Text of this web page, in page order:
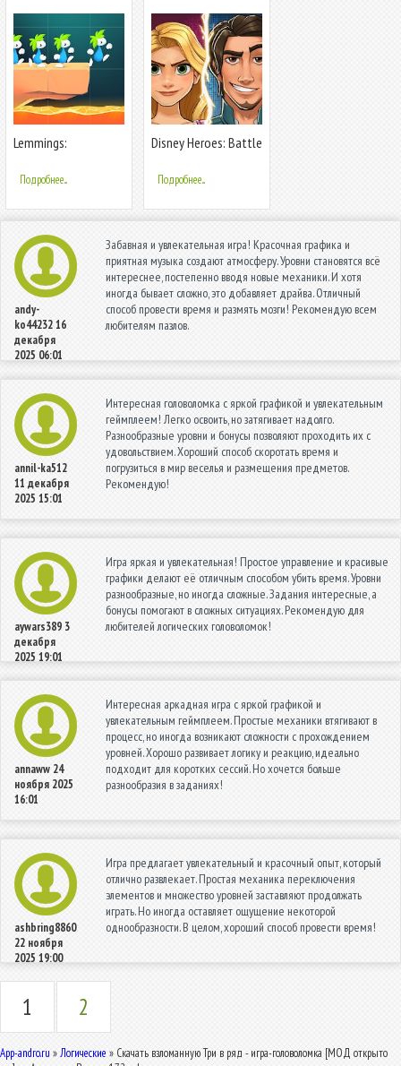
Lemmings:
Подробнее...
Disney Heroes: Battle
Подробнее...
andy-
ko4423216
декабря
2025 06:01
Забавная и увлекательная игра! Красочная графика и
приятная музыка создают атмосферу. Уровни становятся всё
интереснее, постепенно вводя новые механики. И хотя
иногда бывает сложно, это добавляет драйва. Отличный
способ провести время и размять мозги! Рекомендую всем
любителям пазлов.
annil-ka512
11 декабря
2025 15:01
Интересная головоломка с яркой графикой и увлекательным
геймплеем! Легко освоить, но затягивает надолго.
Разнообразные уровни и бонусы позволяют проходить их с
удовольствием. Хороший способ скоротать время и
погрузиться в мир веселья и размещения предметов.
Рекомендую!
aywars389 3
декабря
2025 19:01
Игра яркая и увлекательная! Простое управление и красивые
графики делают её отличным способом убить время. Уровни
разнообразные, но иногда сложные. Задания интересные, а
бонусы помогают в сложных ситуациях. Рекомендую для
любителей логических головоломок!
annaww 24
ноября 2025
16:01
Интересная аркадная игра с яркой графикой и
увлекательным геймплеем. Простые механики втягивают в
процесс, но иногда возникают сложности с прохождением
уровней. Хорошо развивает логику и реакцию, идеально
подходит для коротких сессий. Но хочется больше
разнообразия в заданиях!
ashbring8860
22 ноября
2025 19:00
Игра предлагает увлекательный и красочный опыт, который
отлично развлекает. Простая механика переключения
элементов и множество уровней заставляют продолжать
играть. Но иногда оставляет ощущение некоторой
однообразности. В целом, хороший способ провести время!
1 2
App-andro.ru »Логические » Скачать взломанную Три в ряд - игра-головоломка [МОД открыто